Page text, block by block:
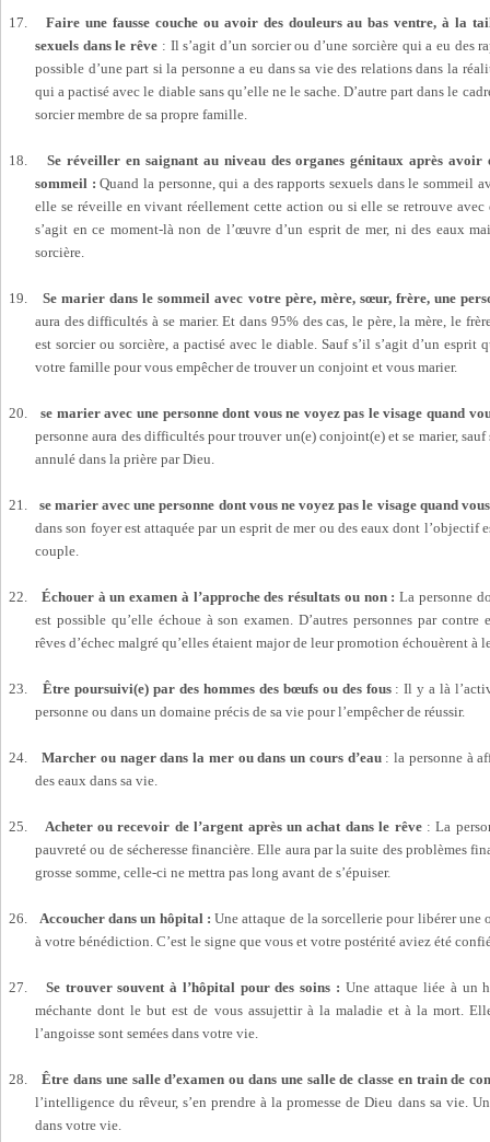
17.
Faire une fausse couche ou avoir des douleurs au bas ventre, à la
sexuels dans le rêve : Il s’agit d’un sorcier ou d’une sorcière qui a eu des
possible d’une part si la personne a eu dans sa vie des relations dans la
qui a pactisé avec le diable sans qu’elle ne le sache. D’autre part dans le
sorcier membre de sa propre famille.
18.
Se réveiller en saignant au niveau des organes génitaux après avoir
sommeil :Quand la personne, qui a des rapports sexuels dans le sommeil
elle se réveille en vivant réellement cette action ou si elle se retrouve avec
s’agit en ce moment-là non de l’œuvre d’un esprit de mer, ni des eaux
sorcière.
19.
Se marier dans le sommeil avec votre père, mère, sœur, frère, une
aura des difficultés à se marier. Et dans 95% des cas, le père, la mère, le
est sorcier ou sorcière, a pactisé avec le diable. Sauf s’il s’agit d’un esprit
votre famille pour vous empêcher de trouver un conjoint et vous marier.
20.
se marier avec une personne dont vous ne voyez pas le visage quand
personne aura des difficultés pour trouver un(e) conjoint(e) et se marier,
annulé dans la prière par Dieu.
21.
se marier avec une personne dont vous ne voyez pas le visage quand
dans son foyer est attaquée par un esprit de mer ou des eaux dont l’objectif
couple.
22. Échouer à un examen à l’approche des résultats ou non : La personne
est possible qu’elle échoue à son examen. D’autres personnes par
rêves d’échec malgré qu’elles étaient major de leur promotion échouèrent à
23. Être poursuivi(e) par des hommes des bœufs ou des fous: Il y a là
personne ou dans un domaine précis de sa vie pour l’empêcher de réussir.
24. Marcher ou nager dans la mer ou dans un cours d’eau: la personne à
des eaux dans sa vie.
25. Acheter ou recevoir de l’argent après un achat dans le rêve: La
pauvreté ou de sécheresse financière. Elle aura par la suite des problèmes
grosse somme, celle-ci ne mettra pas long avant de s’épuiser.
26. Accoucher dans un hôpital :Une attaque de la sorcellerie pour libérer
à votre bénédiction. C’est le signe que vous et votre postérité aviez été
27. Se trouver souvent à l’hôpital pour des soins : Une attaque liée à un
méchante dont le but est de vous assujettir à la maladie et à la mort.
l’angoisse sont semées dans votre vie.
28.
Être dans une salle d’examen ou dans une salle de classe en train de
l’intelligence du rêveur, s’en prendre à la promesse de Dieu dans sa vie.
dans votre vie.